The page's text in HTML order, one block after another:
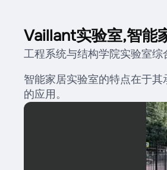
Vaillant实验室,智能
工程系统与结构学院实验室综
智能家居实验室的特点在于
的应用。